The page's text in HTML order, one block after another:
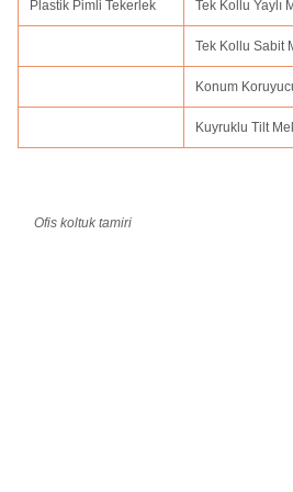
Plastik Pimli Tekerlek Tek Kollu Yaylı
Tek Kollu Sabit
Konum
Kuyruklu Tilt
Ofis koltuk tamiri